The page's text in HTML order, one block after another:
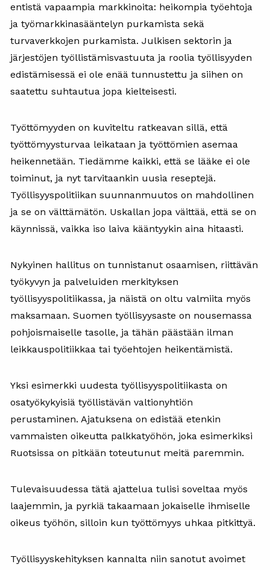
entistä vapaampia markkinoita: heikompia työehtoja
ja työmarkkinasääntelyn purkamista sekä
turvaverkkojen purkamista. Julkisen sektorin ja
järjestöjen työllistämisvastuuta ja roolia työllisyyden
edistämisessä ei ole enää tunnustettu ja siihen on
saatettu suhtautua jopa kielteisesti.
Työttömyyden on kuviteltu ratkeavan sillä, että
työttömyysturvaa leikataan ja työttömien asemaa
heikennetään. Tiedämme kaikki, että se lääke ei ole
toiminut, ja nyt tarvitaankin uusia reseptejä.
Työllisyyspolitiikan suunnanmuutos on mahdollinen
ja se on välttämätön. Uskallan jopa väittää, että se on
käynnissä, vaikka iso laiva kääntyykin aina hitaasti.
Nykyinen hallitus on tunnistanut osaamisen, riittävän
työkyvyn ja palveluiden merkityksen
työllisyyspolitiikassa, ja näistä on oltu valmiita myös
maksamaan. Suomen työllisyysaste on nousemassa
pohjoismaiselle tasolle, ja tähän päästään ilman
leikkauspolitiikkaa tai työehtojen heikentämistä.
Yksi esimerkki uudesta työllisyyspolitiikasta on
osatyökykyisiä työllistävän valtionyhtiön
perustaminen. Ajatuksena on edistää etenkin
vammaisten oikeutta palkkatyöhön, joka esimerkiksi
Ruotsissa on pitkään toteutunut meitä paremmin.
Tulevaisuudessa tätä ajattelua tulisi soveltaa myös
laajemmin, ja pyrkiä takaamaan jokaiselle ihmiselle
oikeus työhön, silloin kun työttömyys uhkaa pitkittyä.
Työllisyyskehityksen kannalta niin sanotut avoimet